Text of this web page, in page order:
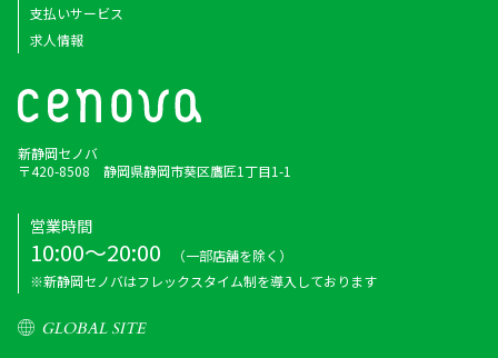
支払いサービス
求人情報
新静岡セノバ
〒420-8508 静岡県静岡市葵区鷹匠1丁目1-1
営業時間
10:00～20:00
（一部店舗を除く）
※新静岡セノバはフレックスタイム制を導入しております
GLOBAL SITE